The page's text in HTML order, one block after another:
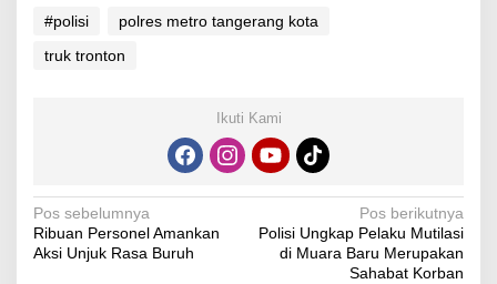
#polisi
polres metro tangerang kota
truk tronton
Ikuti Kami
Navigasi
pos
Pos sebelumnya
Ribuan Personel Amankan
Aksi Unjuk Rasa Buruh
Pos berikutnya
Polisi Ungkap Pelaku Mutilasi
di Muara Baru Merupakan
Sahabat Korban